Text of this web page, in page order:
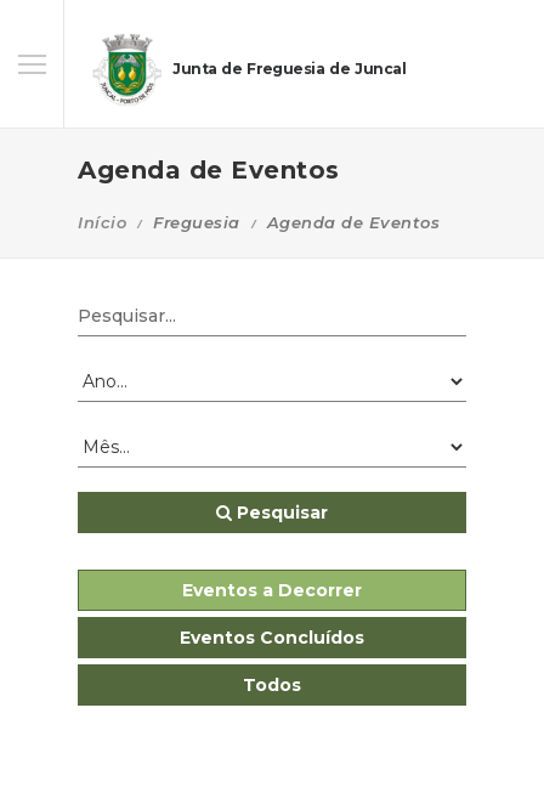
Junta de Freguesia de Juncal
Agenda de Eventos
Início Freguesia Agenda de Eventos
Pesquisar
Eventos a Decorrer
Eventos Concluídos
Todos